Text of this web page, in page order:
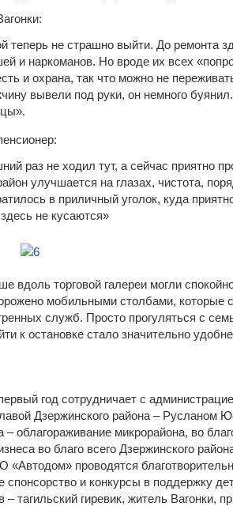
теперь не страшно выйти. До ремонта
и наркоманов. Но вроде их всех
и охрана, так что можно не
вывели под руки, он немного
раз не ходил тут, а сейчас приятно
улучшается на глазах, чистота,
в приличный уголок, куда
не кусаются»
вдоль торговой галереи могли
мобильными столбами, которые
служб. Просто прогуляться с
к остановке стало значительно
год сотрудничает с
Дзержинского района – Русланом
– облагораживание микрорайона, во
во благо всего Дзержинского
«Автодом» проводятся
спонсорство и конкурсы в поддержку
тагильский гиревик, житель Вагонки,